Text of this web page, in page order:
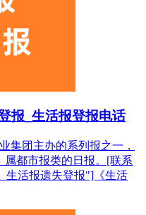
报_生活报登报电话
集团主办的系列报之一，
属都市报类的日报。[联系
生活报遗失登报"]《生活